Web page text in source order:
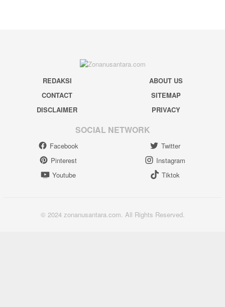
REDAKSI
ABOUT US
CONTACT
SITEMAP
DISCLAIMER
PRIVACY
SOCIAL NETWORK
Facebook
Twitter
Pinterest
Instagram
Youtube
Tiktok
© 2024 zonanusantara.com. All Rights Reserved.